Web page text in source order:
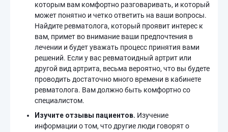
которым вам комфортно разговаривать, и который
может понятно и четко ответить на ваши вопросы.
Найдите ревматолога, который проявит интерес к
вам, примет во внимание ваши предпочтения в
лечении и будет уважать процесс принятия вами
решений. Если у вас ревматоидный артрит или
другой вид артрита, весьма вероятно, что вы будете
проводить достаточно много времени в кабинете
ревматолога. Вам должно быть комфортно со
специалистом.
Изучите отзывы пациентов. Изучение
информации о том, что другие люди говорят о